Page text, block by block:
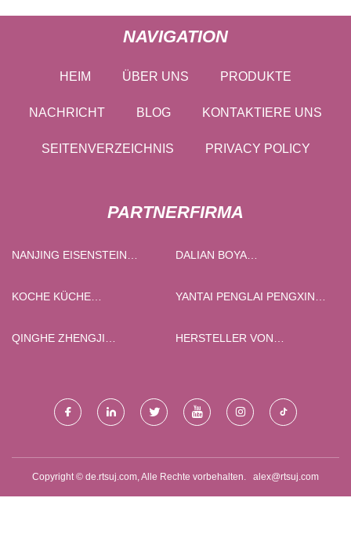
NAVIGATION
HEIM ÜBER UNS PRODUKTE
NACHRICHT BLOG KONTAKTIERE UNS
SEITENVERZEICHNIS PRIVACY POLICY
PARTNERFIRMA
NANJING EISENSTEIN
LTD.
DALIAN BOYA
KOCHE KÜCHE
YANTAI PENGLAI PENGXIN
QINGHE ZHENGJI
HERSTELLER VON
Copyright © de.rtsuj.com, Alle Rechte vorbehalten. alex@rtsuj.com